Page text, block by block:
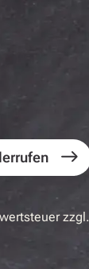
zzgl.